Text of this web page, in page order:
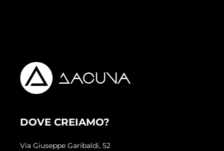
DOVE CREIAMO?
Via Giuseppe Garibaldi, 52